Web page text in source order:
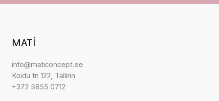
MATÍ
info@maticoncept.ee
Koidu tn 122, Tallinn
+372 5855 0712